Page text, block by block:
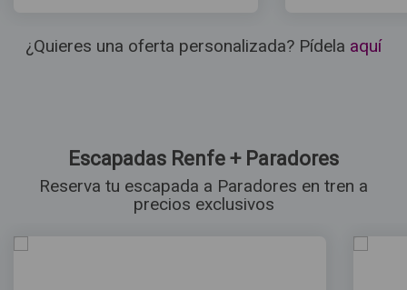
¿Quieres una oferta personalizada? Pídela aquí
Escapadas Renfe + Paradores
Reserva tu escapada a Paradores en tren a
precios exclusivos